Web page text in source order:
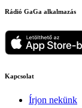
Rádió GaGa alkalmazás
Kapcsolat
Írjon nekünk